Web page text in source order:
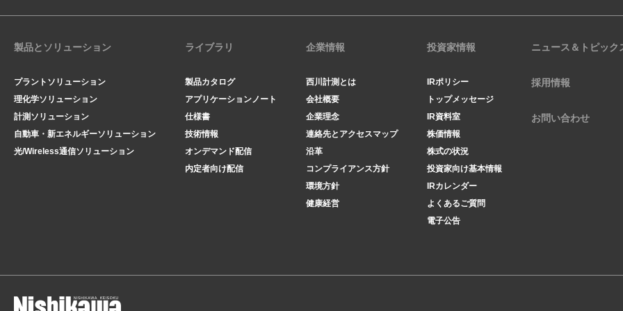
製品とソリューション
プラントソリューション
理化学ソリューション
計測ソリューション
自動車・新エネルギーソリューション
光/Wireless通信ソリューション
ライブラリ
製品カタログ
アプリケーションノート
仕様書
技術情報
オンデマンド配信
内定者向け配信
企業情報
西川計測とは
会社概要
企業理念
連絡先とアクセスマップ
沿革
コンプライアンス方針
環境方針
健康経営
投資家情報
IRポリシー
トップメッセージ
IR資料室
株価情報
株式の状況
投資家向け基本情報
IRカレンダー
よくあるご質問
電子公告
ニュース＆トピック
採用情報
お問い合わせ